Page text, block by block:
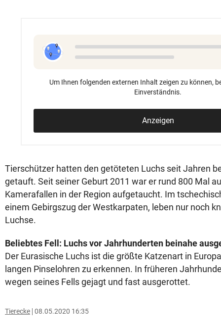
Um Ihnen folgenden externen Inhalt zeigen zu können,
Einverständnis.
Anzeigen
Tierschützer hatten den getöteten Luchs seit Jahren
getauft. Seit seiner Geburt 2011 war er rund 800 Mal
Kamerafallen in der Region aufgetaucht. Im
einem Gebirgszug der Westkarpaten, leben nur noch
Luchse.
Beliebtes Fell: Luchs vor Jahrhunderten beinahe
Der Eurasische Luchs ist die größte Katzenart in
langen Pinselohren zu erkennen. In früheren
wegen seines Fells gejagt und fast ausgerottet.
Tierecke 08.05.2020 16:35